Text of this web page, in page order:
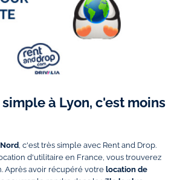
à Lyon, c'est moins
, c'est très simple avec Rent and Drop.
d'utilitaire en France, vous trouverez
Après avoir récupéré votre location de